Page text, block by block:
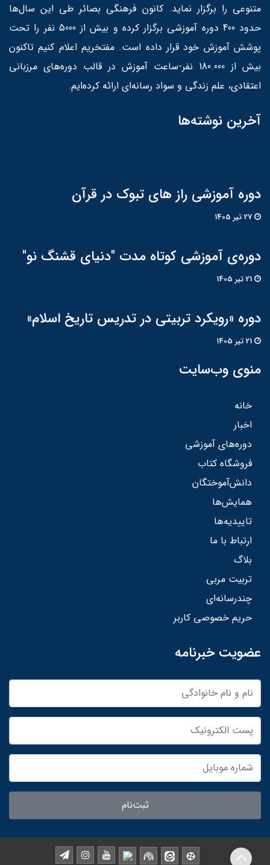
متنوعی را برگزار نماید. کانون فرهنگی بصائر طی این سال‌ها
حدود 400 دوره آموزشی برگزار کرده و بیش از 5000 نفر را تحت
پوشش آموزش خود قرار داده است. مفتخریم اعلام کنیم تاکنون
بیش از 180.000 نفر-ساعت آموزش در قالب دوره‌های مرزبانی
اعتقادی، علم زندگی و سواد رسانه‌ای ارائه کرده‌ایم.
آخرین نوشته‌ها
دوره آموزشی راز های تبوک در قرآن
دوره‌ی آموزشی کوتاه مدت "دنیای قشنگ نو"
دوره «رویکرد تربیتی در تدریس تاریخ اسلام»
منوی وب‌سایت
خانه
اخبار
دوره‌های آموزشی
فروشگاه کتاب
دانش‌آموختگان
همایش‌ها
تاییدیه‌ها
ارتباط با ما
بلاگ
تربیت مربی
چندرسانه‌ای
حریم خصوصی کاربر
عضویت خبرنامه
ثبت‌نام